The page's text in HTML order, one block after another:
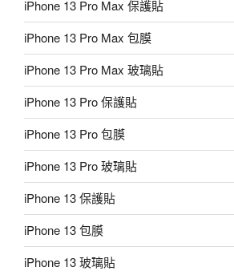
iPhone 13 Pro Max 保護貼
iPhone 13 Pro Max 包膜
iPhone 13 Pro Max 玻璃貼
iPhone 13 Pro 保護貼
iPhone 13 Pro 包膜
iPhone 13 Pro 玻璃貼
iPhone 13 保護貼
iPhone 13 包膜
iPhone 13 玻璃貼